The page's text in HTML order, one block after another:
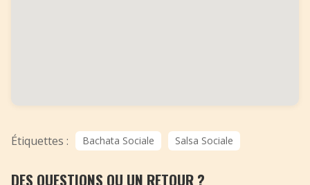
Étiquettes : Bachata Sociale Salsa Sociale
DES QUESTIONS OU UN RETOUR ?